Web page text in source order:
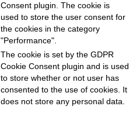
Consent plugin. The cookie is
used to store the user consent for
the cookies in the category
"Performance".
The cookie is set by the GDPR
Cookie Consent plugin and is used
to store whether or not user has
consented to the use of cookies. It
does not store any personal data.